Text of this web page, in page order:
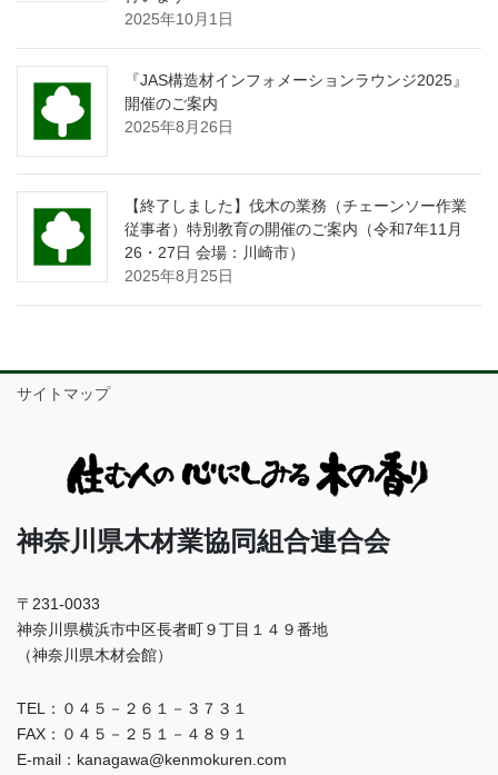
2025年10月1日
『JAS構造材インフォメーションラウンジ2025』
開催のご案内
2025年8月26日
【終了しました】伐木の業務（チェーンソー作業
従事者）特別教育の開催のご案内（令和7年11月
26・27日 会場：川崎市）
2025年8月25日
サイトマップ
神奈川県木材業協同組合連合会
〒231-0033
神奈川県横浜市中区長者町９丁目１４９番地
（神奈川県木材会館）
TEL：０４５－２６１－３７３１
FAX：０４５－２５１－４８９１
E-mail：kanagawa@kenmokuren.com